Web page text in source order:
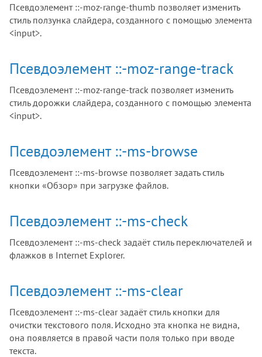
Псевдоэлемент ::-moz-range-thumb позволяет изменить
стиль ползунка слайдера, созданного с помощью элемента
<input>.
Псевдоэлемент ::-moz-range-track
Псевдоэлемент ::-moz-range-track позволяет изменить
стиль дорожки слайдера, созданного с помощью элемента
<input>.
Псевдоэлемент ::-ms-browse
Псевдоэлемент ::-ms-browse позволяет задать стиль
кнопки «Обзор» при загрузке файлов.
Псевдоэлемент ::-ms-check
Псевдоэлемент ::-ms-check задаёт стиль переключателей и
флажков в Internet Explorer.
Псевдоэлемент ::-ms-clear
Псевдоэлемент ::-ms-clear задаёт стиль кнопки для
очистки текстового поля. Исходно эта кнопка не видна,
она появляется в правой части поля только при вводе
текста.